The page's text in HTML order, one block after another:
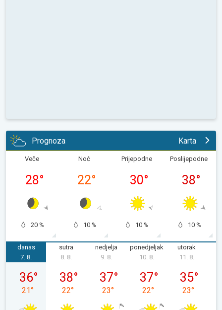
Prognoza Karta
Veče
28°
20 %
Noć
22°
10 %
Prijepodne
30°
10 %
Poslijepodne
38°
10 %
danas
petak, 07. 08.
7. 8.
36°
21°
sutra
8. 8.
38°
22°
nedjelja
9. 8.
37°
23°
ponedjeljak
10. 8.
37°
22°
utorak
11. 8.
35°
23°